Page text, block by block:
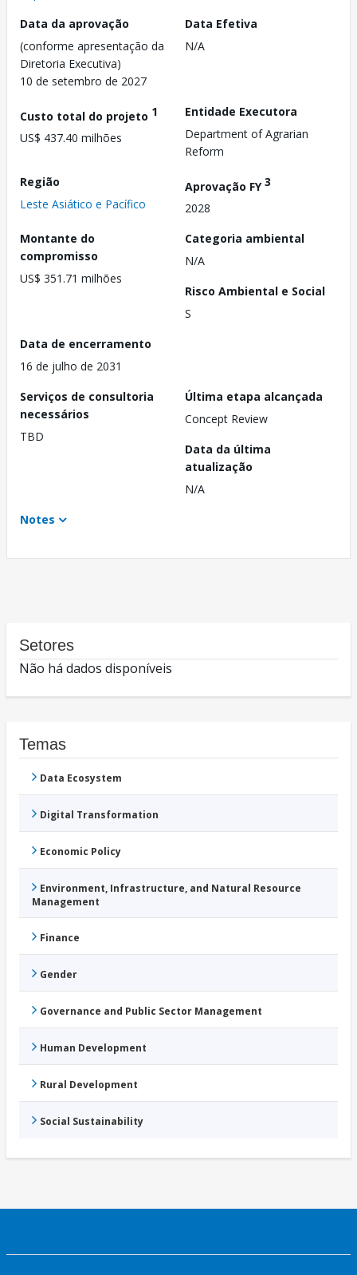
Data da aprovação
(conforme apresentação da
Diretoria Executiva)
10 de setembro de 2027
Data Efetiva
N/A
Custo total do projeto 1
US$ 437.40 milhões
Entidade Executora
Department of Agrarian
Reform
Região
Leste Asiático e Pacífico
Aprovação FY3
2028
Montante do
compromisso
US$ 351.71 milhões
Categoria ambiental
N/A
Risco Ambiental e Social
S
Data de encerramento
16 de julho de 2031
Serviços de consultoria
necessários
TBD
Última etapa alcançada
Concept Review
Data da última
atualização
N/A
Notes
Setores
Não há dados disponíveis
Temas
Data Ecosystem
Digital Transformation
Economic Policy
Environment, Infrastructure, and Natural Resource
Management
Finance
Gender
Governance and Public Sector Management
Human Development
Rural Development
Social Sustainability